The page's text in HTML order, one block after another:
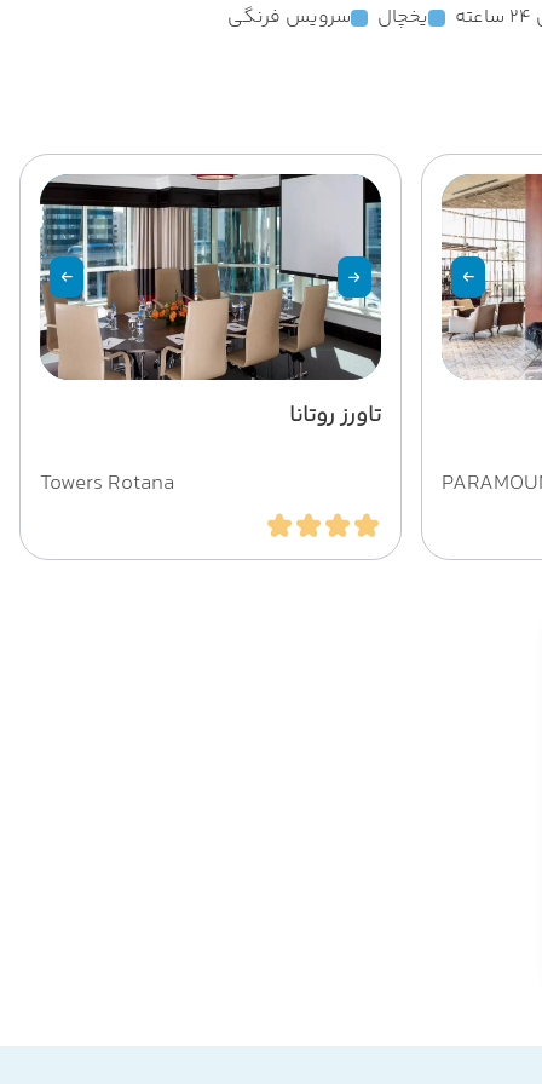
یخچال سرویس فرنگی
تاورز روتانا
Towers Rotana